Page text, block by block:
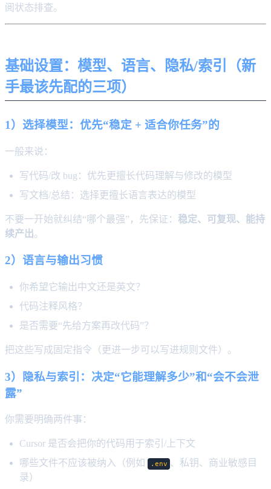
阅状态排查。
基础设置：模型、语言、隐私/索引（新
手最该先配的三项）
1）选择模型：优先“稳定 + 适合你任务”的
一般来说：
写代码/改 bug：优先更擅长代码理解与修改的模型
写文档/总结：选择更擅长语言表达的模型
不要一开始就纠结“哪个最强”，先保证： 稳定、可复现、能持
续产出。
2）语言与输出习惯
你希望它输出中文还是英文？
代码注释风格？
是否需要“先给方案再改代码”？
把这些写成固定指令（更进一步可以写进规则文件）。
3）隐私与索引：决定“它能理解多少”和“会不会泄
露”
你需要明确两件事：
Cursor 是否会把你的代码用于索引/上下文
哪些文件不应该被纳入（例如
.env 、私钥、商业敏感目
录）